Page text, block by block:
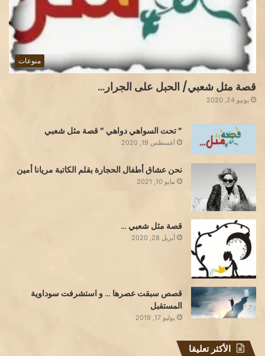
منوعات
قصة مثل شعبي/ الحبل على الجرار…
يونيو 24, 2020
” تحت السواهي دواهي ” قصة مثل شعبي
أغسطس 19, 2020
نحن عشاق أطفال الحجارة بقلم الكاتبة مريانا أمين
مايو 10, 2021
قصة مثل شعبي …
أبريل 28, 2020
قصص سبقت عصرها … و استشرفت سوداوية
المستقبل
يوليو 17, 2019
الأكثر تعليقا